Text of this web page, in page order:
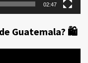
02:47
Guatemala? 🛍️